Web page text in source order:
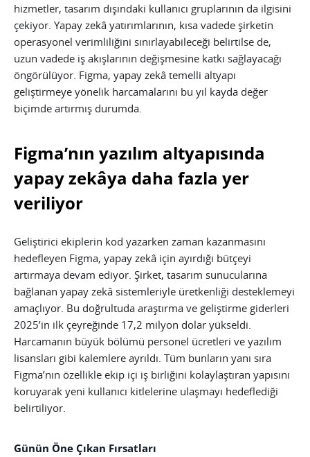
hizmetler, tasarım dışındaki kullanıcı gruplarının da ilgisini
çekiyor. Yapay zekâ yatırımlarının, kısa vadede şirketin
operasyonel verimliliğini sınırlayabileceği belirtilse de,
uzun vadede iş akışlarının değişmesine katkı sağlayacağı
öngörülüyor. Figma, yapay zekâ temelli altyapı
geliştirmeye yönelik harcamalarını bu yıl kayda değer
biçimde artırmış durumda.
Figma’nın yazılım altyapısında
yapay zekâya daha fazla yer
veriliyor
Geliştirici ekiplerin kod yazarken zaman kazanmasını
hedefleyen Figma, yapay zekâ için ayırdığı bütçeyi
artırmaya devam ediyor. Şirket, tasarım sunucularına
bağlanan yapay zekâ sistemleriyle üretkenliği desteklemeyi
amaçlıyor. Bu doğrultuda araştırma ve geliştirme giderleri
2025’in ilk çeyreğinde 17,2 milyon dolar yükseldi.
Harcamanın büyük bölümü personel ücretleri ve yazılım
lisansları gibi kalemlere ayrıldı. Tüm bunların yanı sıra
Figma’nın özellikle ekip içi iş birliğini kolaylaştıran yapısını
koruyarak yeni kullanıcı kitlelerine ulaşmayı hedeflediği
belirtiliyor.
Günün Öne Çıkan Fırsatları